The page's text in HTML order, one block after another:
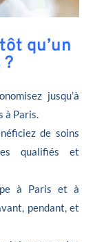
qu’un
jusqu’à
Paris.
de soins
qualifiés et
à Paris et à
pendant, et